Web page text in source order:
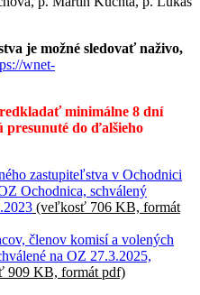
je možné sledovať naživo,
wnet-
minimálne 8 dní
do ďalšieho
zastupiteľstva v Ochodnici
Ochodnica, schválený
(veľkosť 706 KB, formát
členov komisí a volených
na OZ 27.3.2025,
909 KB, formát pdf)